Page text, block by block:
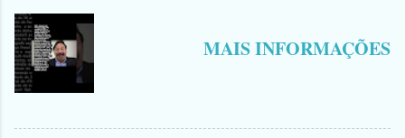
MAIS INFORMAÇÕES